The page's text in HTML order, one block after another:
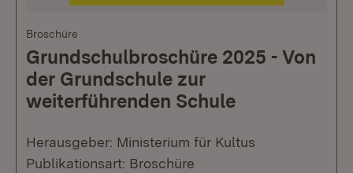
Broschüre
Grundschulbroschüre 2025 - Von
der Grundschule zur
weiterführenden Schule
Herausgeber: Ministerium für Kultus
Publikationsart: Broschüre